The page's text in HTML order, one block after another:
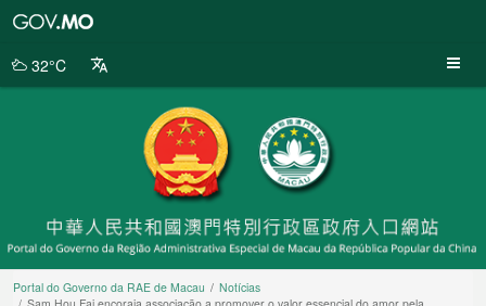
da
32°C
Portal do Governo da RAE de Macau
Notícias